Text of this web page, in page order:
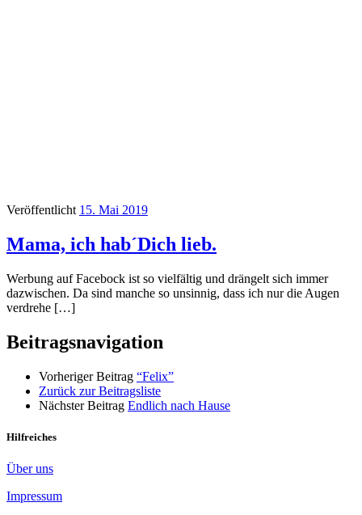
Veröffentlicht 15. Mai 2019
Mama, ich hab´Dich lieb.
Werbung auf Facebock ist so vielfältig und drängelt sich immer
dazwischen. Da sind manche so unsinnig, dass ich nur die Augen
verdrehe […]
Beitragsnavigation
Vorheriger Beitrag “Felix”
Zurück zur Beitragsliste
Nächster Beitrag Endlich nach Hause
Hilfreiches
Über uns
Impressum